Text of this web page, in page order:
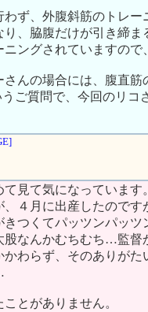
ず、外腹斜筋のトレ
、脇腹だけが引き締ま
ングされていますので
さんの場合には、腹直
ご質問で、今回のリコ
見て気になっています。
４月に出産したので
つくてパッツンパッツ
なんかむちむち…監督
わらず、そのありが
とがありません。